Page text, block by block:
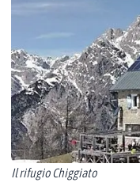
Il rifugio Chiggiato